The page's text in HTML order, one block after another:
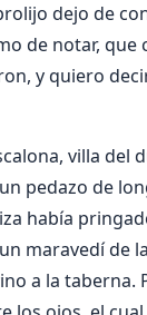
dejo de
de notar,
y quiero
villa del
pedazo de
había
maravedí de
a la taberna.